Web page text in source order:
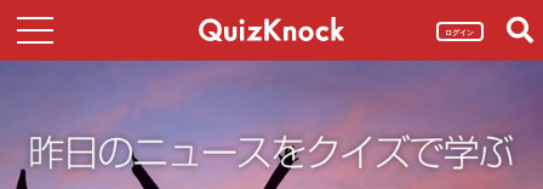
ログイン